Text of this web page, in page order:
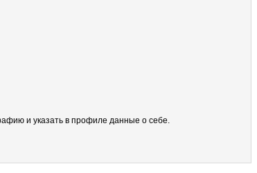
и указать в профиле данные о себе.